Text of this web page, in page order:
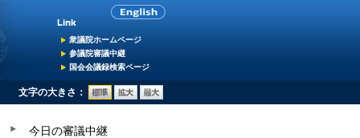
衆議院ホームページ
参議院審議中継
国会会議録検索ページ
文字の大きさ：
今日の審議中継